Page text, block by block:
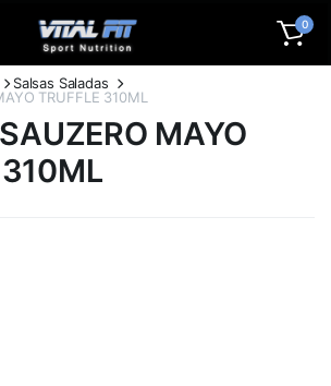
0
Salsas Saladas
TRUFFLE 310ML
MAYO